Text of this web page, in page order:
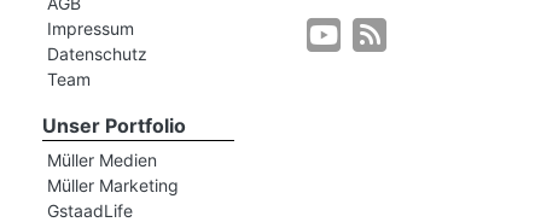
Impressum
Datenschutz
Team
Unser Portfolio
Müller Medien
Müller Marketing
GstaadLife